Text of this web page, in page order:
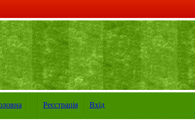
Реєстрація Вхід